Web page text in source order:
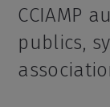
CCIAMP
publics,